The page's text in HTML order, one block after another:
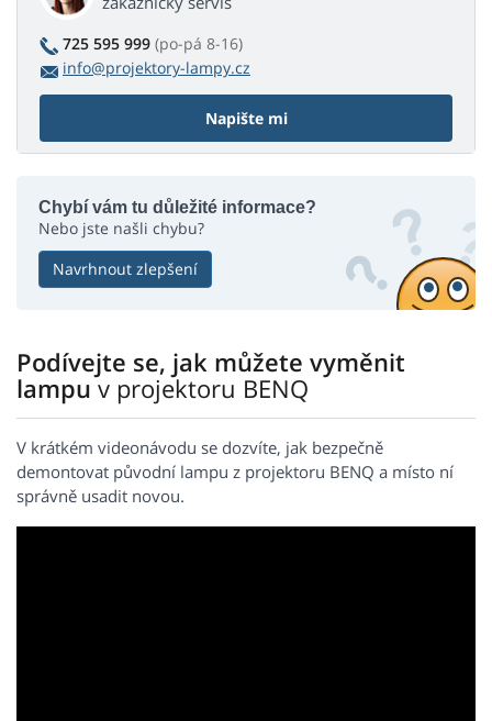
725 595 999 (po-pá 8-16)
info@projektory-lampy.cz
Napište mi
Chybí vám tu důležité informace?
Nebo jste našli chybu?
Navrhnout zlepšení
Podívejte se, jak můžete vyměnit
lampuv projektoru BENQ
V krátkém videonávodu se dozvíte, jak bezpečně
demontovat původní lampu z projektoru BENQ a místo ní
správně usadit novou.